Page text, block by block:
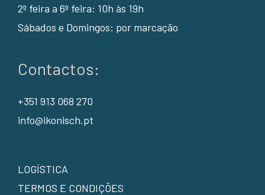
2ª feira a 6ª feira: 10h às 19h
Sábados e Domingos: por marcação
Contactos:
+351 913 068 270
info@ikonisch.pt
LOGÍSTICA
TERMOS E CONDIÇÕES